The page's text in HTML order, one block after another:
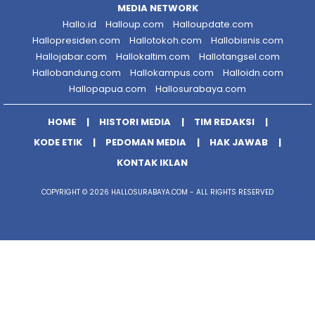
MEDIA NETWORK
Hallo.id
Halloup.com
Halloupdate.com
Hallopresiden.com
Hallotokoh.com
Hallobisnis.com
Hallojabar.com
Hallokaltim.com
Hallotangsel.com
Hallobandung.com
Hallokampus.com
Halloidn.com
Hallopapua.com
Hallosurabaya.com
HOME HISTORI MEDIA
TIM REDAKSI
KODE ETIK
PEDOMAN MEDIA
HAK JAWAB
KONTAK IKLAN
COPYRIGHT © 2026 HALLOSURABAYA.COM - ALL RIGHTS RESERVED